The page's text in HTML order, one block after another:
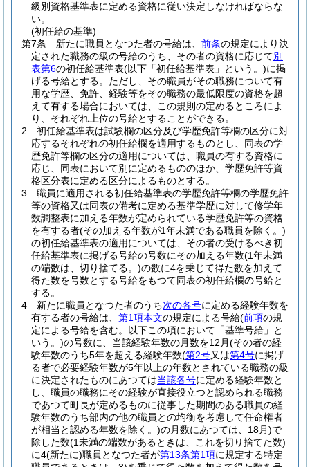
級別資格基準表に定める資格に従い決定しなければならな
い。
(初任給の基準)
第7条
新たに職員となつた者の号給は、 前条の規定により決
定された職務の級の号給のうち、その者の資格に応じて別
表第6の初任給基準表(以下「初任給基準表」という。)に掲
げる号給とする。 ただし、その職員がその職務について有
用な学歴、免許、経験等をその職務の最低限度の資格を超
えて有する場合においては、この規則の定めるところによ
り、それぞれ上位の号給とすることができる。
2
初任給基準表は試験欄の区分及び学歴免許等欄の区分に対
応するそれぞれの初任給欄を適用するものとし、同表の学
歴免許等欄の区分の適用については、職員の有する資格に
応じ、同表において別に定めるもののほか、学歴免許等資
格区分表に定める区分によるものとする。
3
職員に適用される初任給基準表の学歴免許等欄の学歴免許
等の資格又は同表の備考に定める基準学歴に対して修学年
数調整表に加える年数が定められている学歴免許等の資格
を有する者(その加える年数が1年未満である職員を除く。)
の初任給基準表の適用については、その者の受けるべき初
任給基準表に掲げる号給の号数にその加える年数(1年未満
の端数は、切り捨てる。)の数に4を乗じて得た数を加えて
得た数を号数とする号給をもつて同表の初任給欄の号給と
する。
4
新たに職員となつた者のうち次の各号に定める経験年数を
有する者の号給は、 第1項本文の規定による号給(前項の規
定による号給を含む。以下この項において「基準号給」と
いう。)の号数に、当該経験年数の月数を12月(その者の経
験年数のうち5年を超える経験年数(第2号又は第4号に掲げ
る者で必要経験年数が5年以上の年数とされている職務の級
に決定されたものにあつては当該各号に定める経験年数と
し、職員の職務にその経験が直接役立つと認められる職務
であつて町長が定めるものに従事した期間のある職員の経
験年数のうち部内の他の職員との均衡を考慮して任命権者
が相当と認める年数を除く。)の月数にあつては、18月)で
除した数(1未満の端数があるときは、これを切り捨てた数)
に4(新たに)職員となつた者が第13条第1項に規定する特定